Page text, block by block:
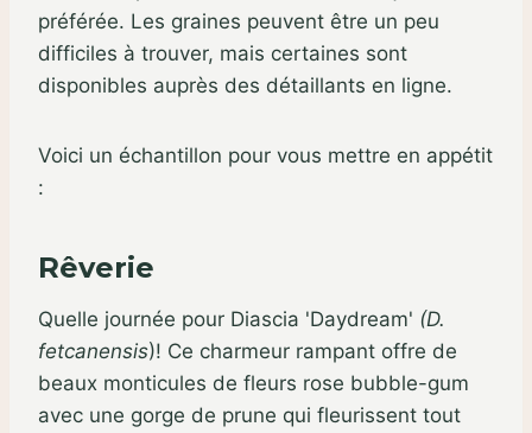
préférée. Les graines peuvent être un peu
difficiles à trouver, mais certaines sont
disponibles auprès des détaillants en ligne.
Voici un échantillon pour vous mettre en appétit
:
Rêverie
Quelle journée pour Diascia 'Daydream' (D.
fetcanensis)! Ce charmeur rampant offre de
beaux monticules de fleurs rose bubble-gum
avec une gorge de prune qui fleurissent tout